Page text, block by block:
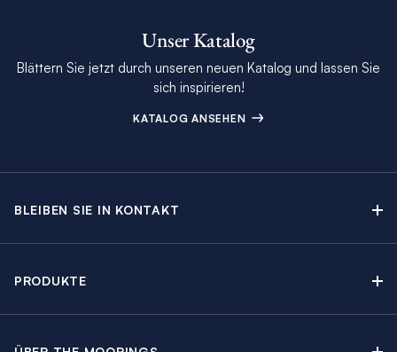
Unser Katalog
Blättern Sie jetzt durch unseren neuen Katalog und lassen Sie
sich inspirieren!
KATALOG ANSEHEN
BLEIBEN SIE IN KONTAKT
PRODUKTE